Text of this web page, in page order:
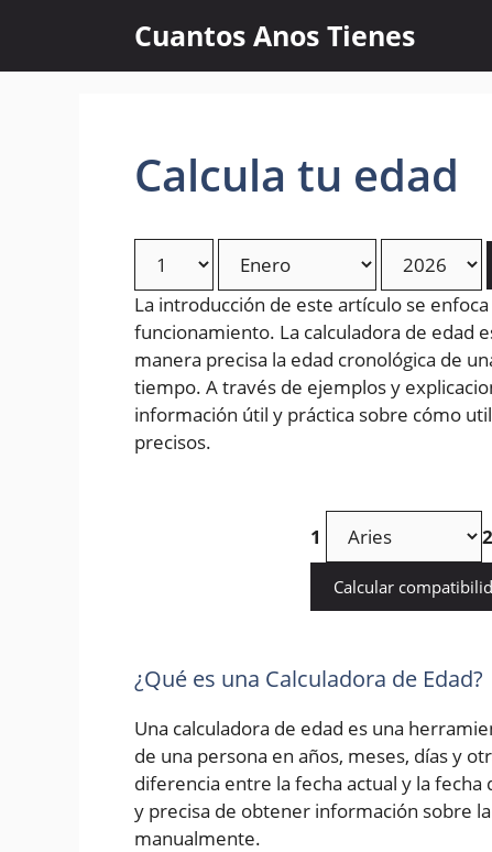
content
Cuantos Anos Tienes
Calcula tu edad
La introducción de este artículo se
funcionamiento. La calculadora de edad
manera precisa la edad cronológica de
tiempo. A través de ejemplos y
información útil y práctica sobre cómo
precisos.
1 2
Calcular
¿Qué es una Calculadora de Edad?
Una calculadora de edad es una
de una persona en años, meses, días y
diferencia entre la fecha actual y la
y precisa de obtener información sobre
manualmente.